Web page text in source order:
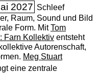
2027 Schleef
Raum, Sound und Bild
Form. MitTom
Farn Kollektiventsteht
Autorenschaft,
Meg Stuart
eine zentrale